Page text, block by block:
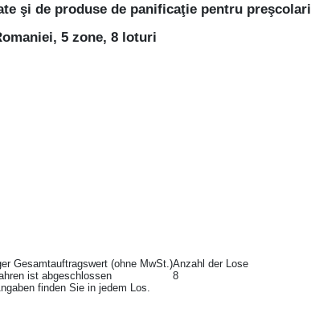
şi de produse de panificaţie pentru
5 zone, 8 loturi
Gesamtauftragswert (ohne MwSt.)
ist abgeschlossen
finden Sie in jedem Los.
Anzahl der Lose
8